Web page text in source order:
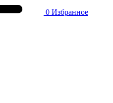
0 Избранное